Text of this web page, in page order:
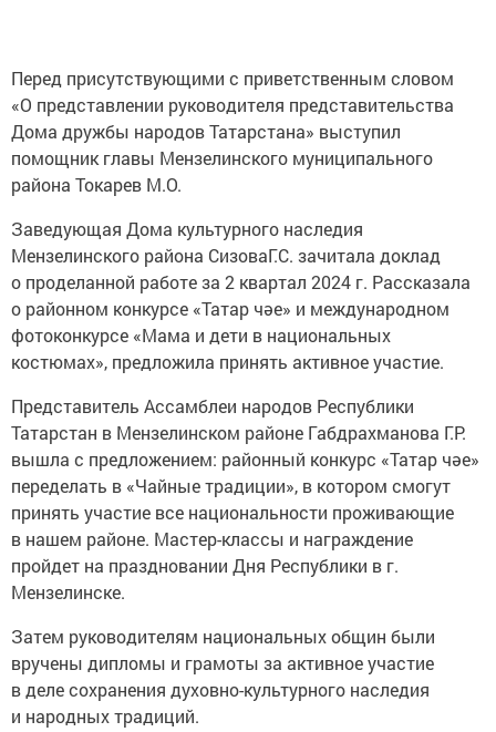
Перед присутствующими с приветственным словом
«О представлении руководителя представительства
Дома дружбы народов Татарстана» выступил
помощник главы Мензелинского муниципального
района Токарев М.О.
Заведующая Дома культурного наследия
Мензелинского района СизоваГ.С. зачитала доклад
о проделанной работе за 2 квартал 2024 г. Рассказала
о районном конкурсе «Татар чәе» и международном
фотоконкурсе «Мама и дети в национальных
костюмах», предложила принять активное участие.
Представитель Ассамблеи народов Республики
Татарстан в Мензелинском районе Габдрахманова Г.Р.
вышла с предложением: районный конкурс «Татар чәе»
переделать в «Чайные традиции», в котором смогут
принять участие все национальности проживающие
в нашем районе. Мастер-классы и награждение
пройдет на праздновании Дня Республики в г.
Мензелинске.
Затем руководителям национальных общин были
вручены дипломы и грамоты за активное участие
в деле сохранения духовно-культурного наследия
и народных традиций.